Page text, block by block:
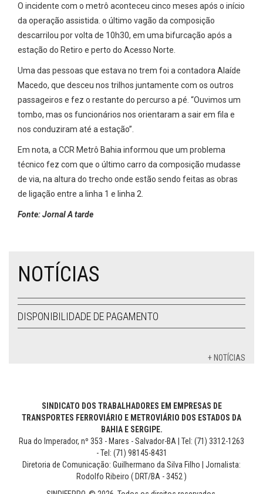
O incidente com o metrô aconteceu cinco meses após o início
da operação assistida. o último vagão da composição
descarrilou por volta de 10h30, em uma bifurcação após a
estação do Retiro e perto do Acesso Norte.
Uma das pessoas que estava no trem foi a contadora Alaíde
Macedo, que desceu nos trilhos juntamente com os outros
passageiros e fez o restante do percurso a pé. “Ouvimos um
tombo, mas os funcionários nos orientaram a sair em fila e
nos conduziram até a estação”.
Em nota, a CCR Metrô Bahia informou que um problema
técnico fez com que o último carro da composição mudasse
de via, na altura do trecho onde estão sendo feitas as obras
de ligação entre a linha 1 e linha 2.
Fonte: Jornal A tarde
NOTÍCIAS
DISPONIBILIDADE DE PAGAMENTO
+ NOTÍCIAS
SINDICATO DOS TRABALHADORES EM EMPRESAS DE
TRANSPORTES FERROVIÁRIO E METROVIÁRIO DOS ESTADOS DA
BAHIA E SERGIPE.
Rua do Imperador, nº 353 - Mares - Salvador-BA | Tel: (71) 3312-1263
- Tel: (71) 98145-8431
Diretoria de Comunicação: Guilhermano da Silva Filho | Jornalista:
Rodolfo Ribeiro ( DRT/BA - 3452 )